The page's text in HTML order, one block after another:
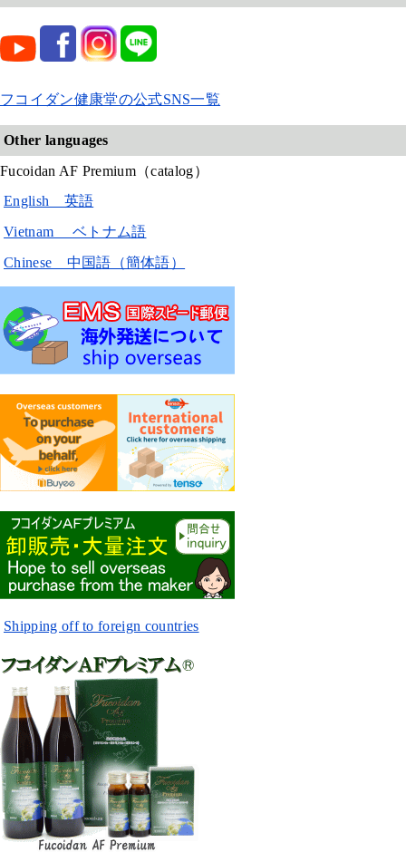
フコイダン健康堂の公式SNS一覧
Other languages
Fucoidan AF Premium（catalog）
English 英語
Vietnam ベトナム語
Chinese 中国語（簡体語）
Shipping off to foreign countries